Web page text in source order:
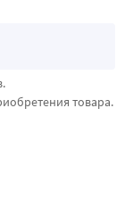
дней
товара.